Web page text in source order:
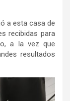
a esta casa de
recibidas para
a la vez que
resultados